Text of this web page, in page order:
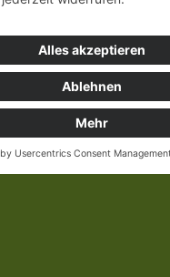
Haben Sie
An das Bestattungshaus